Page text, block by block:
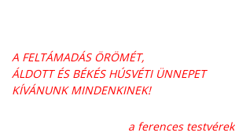
A FELTÁMADÁS ÖRÖMÉT,
ÁLDOTT ÉS BÉKÉS HÚSVÉTI ÜNNEPET
KÍVÁNUNK MINDENKINEK!
a ferences testvérek